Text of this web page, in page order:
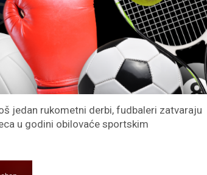
jedan rukometni derbi, fudbaleri zatvaraju
u godini obilovaće sportskim